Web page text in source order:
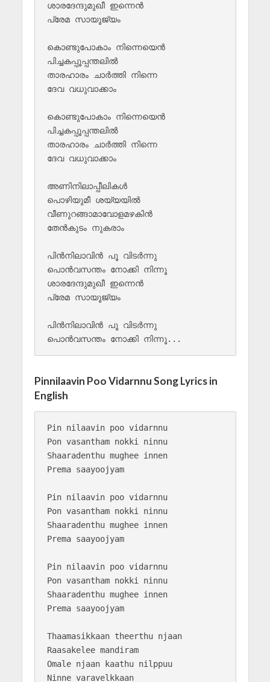
ശാരദേന്ദുമുഖീ ഇന്നെൻ
പ്രേമ സായൂജ്യം
കൊണ്ടുപോകാം നിന്നെയെൻ
പിച്ചകപ്പൂപ്പന്തലിൽ
താരഹാരം ചാർത്തി നിന്നെ
ദേവ വധുവാക്കാം
കൊണ്ടുപോകാം നിന്നെയെൻ
പിച്ചകപ്പൂപ്പന്തലിൽ
താരഹാരം ചാർത്തി നിന്നെ
ദേവ വധുവാക്കാം
അണിനിലാപ്പീലികൾ
പൊഴിയുമീ ശയ്യയിൽ
വീണുറങ്ങാമാവോളമഴകിൻ
തേൻകുടം നുകരാം
പിൻനിലാവിൻ പൂ വിടർന്നു
പൊൻവസന്തം നോക്കി നിന്നൂ
ശാരദേന്ദുമുഖീ ഇന്നെൻ
പ്രേമ സായൂജ്യം
പിൻനിലാവിൻ പൂ വിടർന്നു
Pinnilaavin Poo Vidarnnu Song Lyrics in
English
Pin nilaavin poo vidarnnu
Pon vasantham nokki ninnu
Shaaradenthu mughee innen
Prema saayoojyam
Pin nilaavin poo vidarnnu
Pon vasantham nokki ninnu
Shaaradenthu mughee innen
Prema saayoojyam
Pin nilaavin poo vidarnnu
Pon vasantham nokki ninnu
Shaaradenthu mughee innen
Prema saayoojyam
Thaamasikkaan theerthu njaan
Raasakelee mandiram
Omale njaan kaathu nilppuu
Ninne varavelkkaan